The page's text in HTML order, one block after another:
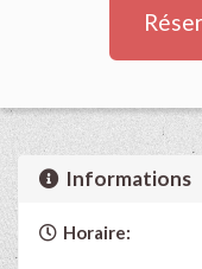
Informations
Horaire: